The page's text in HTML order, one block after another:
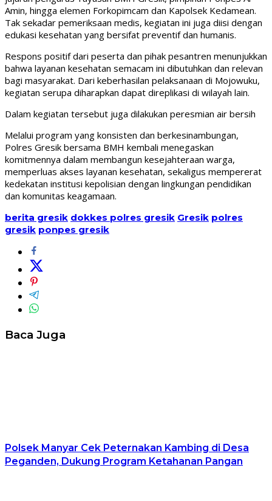
Amin, hingga elemen Forkopimcam dan Kapolsek Kedamean.
Tak sekadar pemeriksaan medis, kegiatan ini juga diisi dengan
edukasi kesehatan yang bersifat preventif dan humanis.
Respons positif dari peserta dan pihak pesantren menunjukkan
bahwa layanan kesehatan semacam ini dibutuhkan dan relevan
bagi masyarakat. Dari keberhasilan pelaksanaan di Mojowuku,
kegiatan serupa diharapkan dapat direplikasi di wilayah lain.
Dalam kegiatan tersebut juga dilakukan peresmian air bersih
Melalui program yang konsisten dan berkesinambungan,
Polres Gresik bersama BMH kembali menegaskan
komitmennya dalam membangun kesejahteraan warga,
memperluas akses layanan kesehatan, sekaligus mempererat
kedekatan institusi kepolisian dengan lingkungan pendidikan
dan komunitas keagamaan.
berita gresik dokkes polres gresik Gresik polres
gresik ponpes gresik
Baca Juga
Polsek Manyar Cek Peternakan Kambing di Desa
Peganden, Dukung Program Ketahanan Pangan